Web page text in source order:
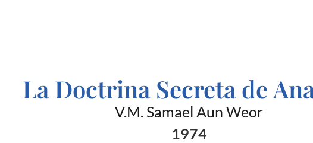
La Doctrina Secreta de
V.M. Samael Aun Weor
1974